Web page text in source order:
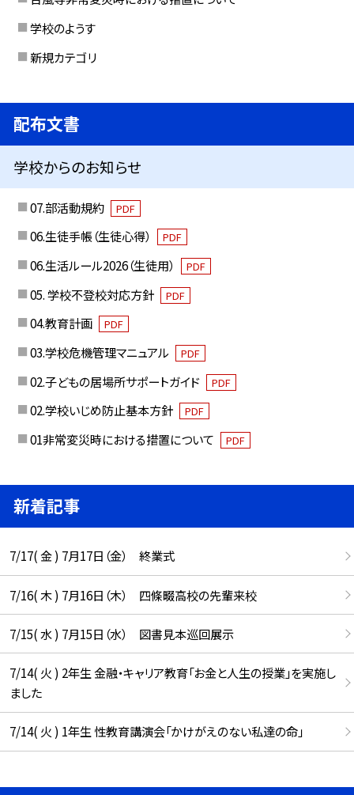
学校のようす
新規カテゴリ
配布文書
学校からのお知らせ
07.部活動規約 PDF
06.生徒手帳（生徒心得） PDF
06.生活ルール2026（生徒用） PDF
05. 学校不登校対応方針 PDF
04.教育計画 PDF
03.学校危機管理マニュアル PDF
02.子どもの居場所サポートガイド PDF
02.学校いじめ防止基本方針 PDF
01非常変災時における措置について PDF
新着記事
7/17( 金 ) 7月17日（金） 終業式
7/16( 木 ) 7月16日（木） 四條畷高校の先輩来校
7/15( 水 ) 7月15日（水） 図書見本巡回展示
7/14( 火 ) 2年生 金融・キャリア教育「お金と人生の授業」を実施し
ました
7/14( 火 ) 1年生 性教育講演会「かけがえのない私達の命」